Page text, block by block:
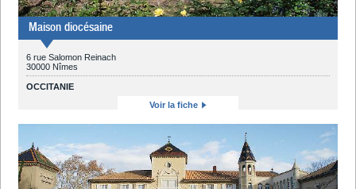
Maison diocésaine
6 rue Salomon Reinach
30000 Nîmes
OCCITANIE
Voir la fiche